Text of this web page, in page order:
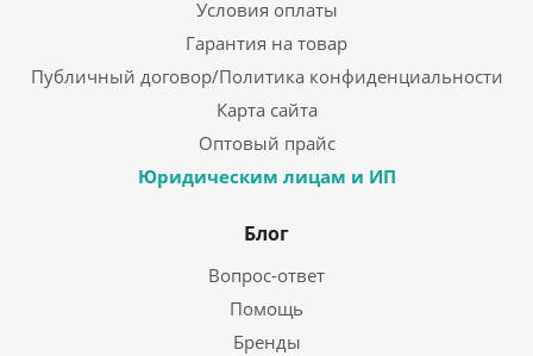
Условия оплаты
Гарантия на товар
Публичный договор/Политика конфиденциальности
Карта сайта
Оптовый прайс
Юридическим лицам и ИП
Блог
Вопрос-ответ
Помощь
Бренды